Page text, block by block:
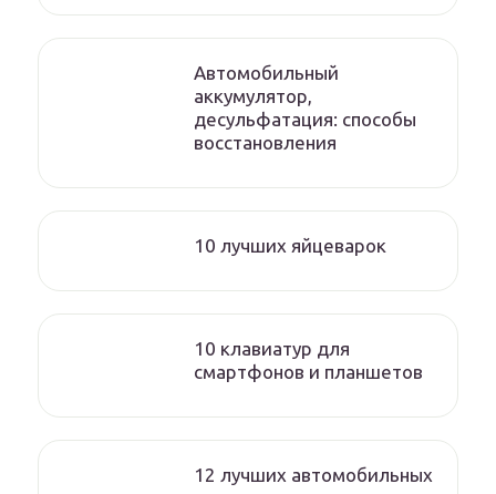
Автомобильный
аккумулятор,
десульфатация: способы
восстановления
10 лучших яйцеварок
10 клавиатур для
смартфонов и планшетов
12 лучших автомобильных